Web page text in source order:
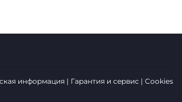
информация Гарантия и сервис Cookies